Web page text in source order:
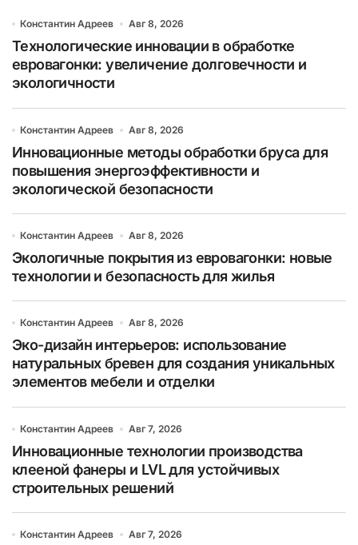
Константин Адреев Авг 8, 2026
Технологические инновации в обработке
евровагонки: увеличение долговечности и
экологичности
Константин Адреев Авг 8, 2026
Инновационные методы обработки бруса для
повышения энергоэффективности и
экологической безопасности
Константин Адреев Авг 8, 2026
Экологичные покрытия из евровагонки: новые
технологии и безопасность для жилья
Константин Адреев Авг 8, 2026
Эко-дизайн интерьеров: использование
натуральных бревен для создания уникальных
элементов мебели и отделки
Константин Адреев Авг 7, 2026
Инновационные технологии производства
клееной фанеры и LVL для устойчивых
строительных решений
Константин Адреев Авг 7, 2026